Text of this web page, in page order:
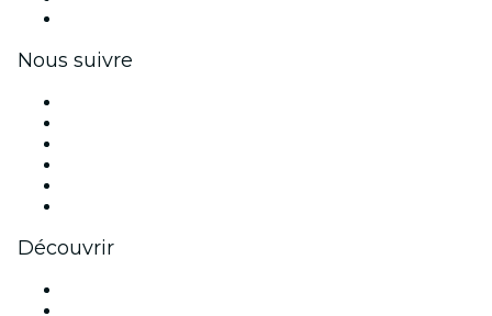
Nous suivre
Découvrir